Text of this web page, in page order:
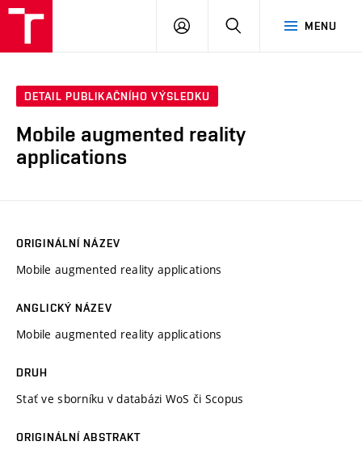
MENU
PŘIHLÁSIT
DETAIL PUBLIKAČNÍHO VÝSLEDKU
Mobile augmented reality
applications
ORIGINÁLNÍ NÁZEV
Mobile augmented reality applications
ANGLICKÝ NÁZEV
Mobile augmented reality applications
DRUH
Stať ve sborníku v databázi WoS či Scopus
ORIGINÁLNÍ ABSTRAKT